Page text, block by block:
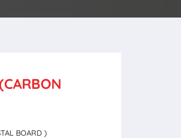
BOARD )